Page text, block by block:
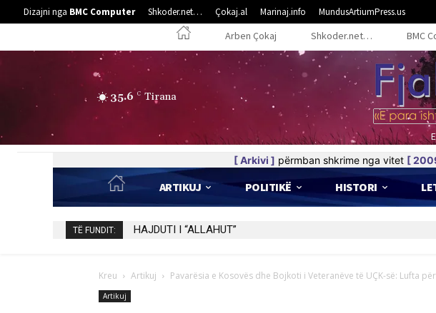
Dizajni nga BMC Computer Shkoder.net… Çokaj.al Marinaj.info MundusArtiumPress.us
Arben Çokaj Shkoder.net… BMC
35.6 C Tirana
[ Arkivi ] përmban shkrime nga vitet [
ARTIKUJ POLITIKË HISTORI
TË FUNDIT: DHURATË E ÇMUAR PËR 75 VJETORIN E UBT-së
Kreu Artikuj Pavarësia e Kosovës dhe Bojkoti i Veteranëve të UÇK-së: Lufta
Artikuj